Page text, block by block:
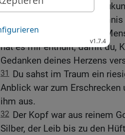
Traum einen Blick in die
Ich habe dieses
entdeckt, die ich anderen
hat es mir enthüllt, damit du,
Gedanken deines Herzens
31
Du sahst im Traum ein
Anblick war zum Erschrecken
ihm aus.
32 Der Kopf war aus reinem
Silber, der Leib bis zu den